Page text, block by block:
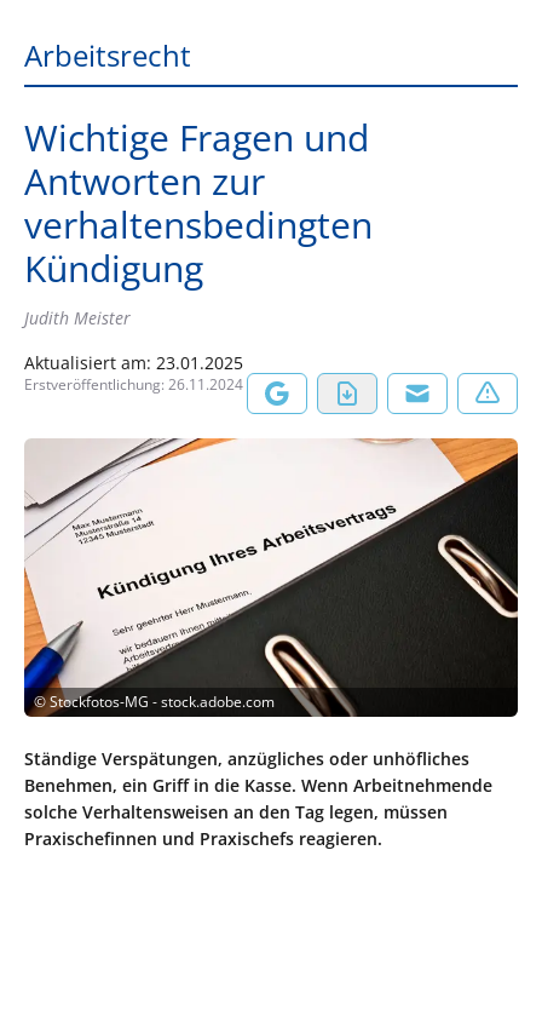
Arbeitsrecht
Wichtige Fragen und
Antworten zur
verhaltensbedingten
Kündigung
Judith Meister
Aktualisiert am: 23.01.2025
Erstveröffentlichung: 26.11.2024
©Stockfotos-MG - stock.adobe.com
Ständige Verspätungen, anzügliches oder unhöfliches
Benehmen, ein Griff in die Kasse. Wenn Arbeitnehmende
solche Verhaltensweisen an den Tag legen, müssen
Praxischefinnen und Praxischefs reagieren.